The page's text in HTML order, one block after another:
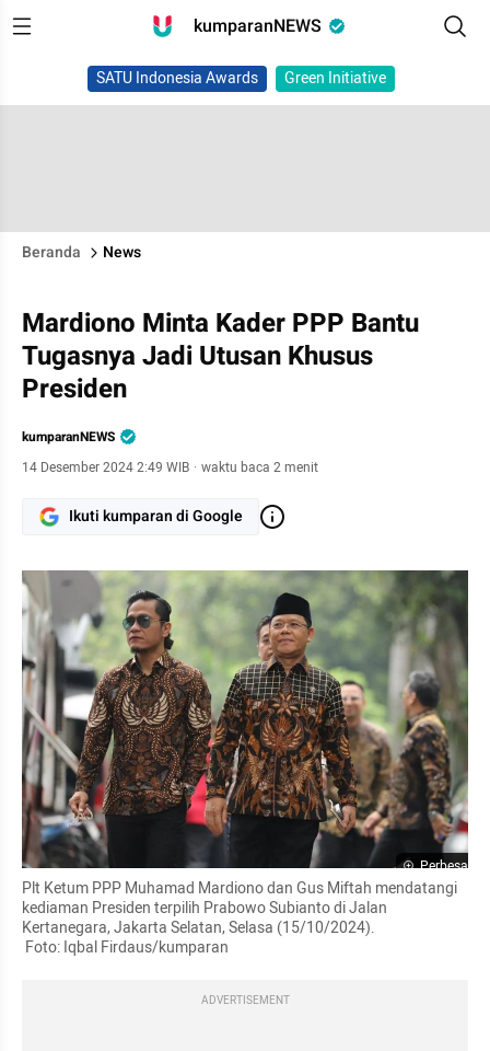
kumparanNEWS
SATU Indonesia Awards Green Initiative
Beranda News
Mardiono Minta Kader PPP Bantu
Tugasnya Jadi Utusan Khusus
Presiden
kumparanNEWS
14 Desember 2024 2:49 WIB · waktu baca 2 menit
Ikuti kumparan di Google
Perbesar
Plt Ketum PPP Muhamad Mardiono dan Gus Miftah mendatangi
kediaman Presiden terpilih Prabowo Subianto di Jalan
Kertanegara, Jakarta Selatan, Selasa (15/10/2024).
Foto: Iqbal Firdaus/kumparan
ADVERTISEMENT